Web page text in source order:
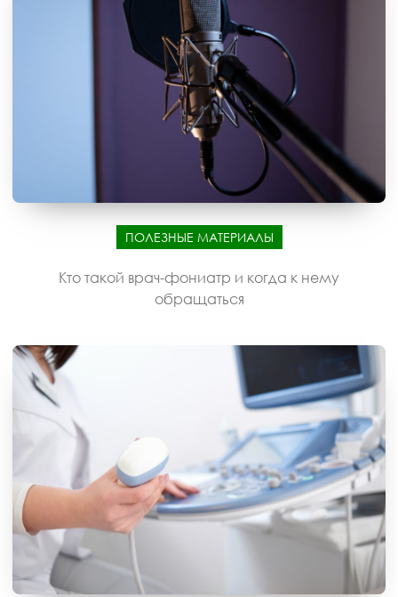
ПОЛЕЗНЫЕ МАТЕРИАЛЫ
Кто такой врач-фониатр и когда к нему
обращаться